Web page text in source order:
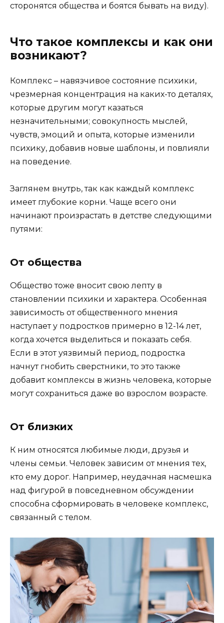
сторонятся общества и боятся бывать на виду).
Что такое комплексы и как они
возникают?
Комплекс – навязчивое состояние психики,
чрезмерная концентрация на каких-то деталях,
которые другим могут казаться
незначительными; совокупность мыслей,
чувств, эмоций и опыта, которые изменили
психику, добавив новые шаблоны, и повлияли
на поведение.
Заглянем внутрь, так как каждый комплекс
имеет глубокие корни. Чаще всего они
начинают произрастать в детстве следующими
путями:
От общества
Общество тоже вносит свою лепту в
становлении психики и характера. Особенная
зависимость от общественного мнения
наступает у подростков примерно в 12-14 лет,
когда хочется выделиться и показать себя.
Если в этот уязвимый период, подростка
начнут гнобить сверстники, то это также
добавит комплексы в жизнь человека, которые
могут сохраниться даже во взрослом возрасте.
От близких
К ним относятся любимые люди, друзья и
члены семьи. Человек зависим от мнения тех,
кто ему дорог. Например, неудачная насмешка
над фигурой в повседневном обсуждении
способна сформировать в человеке комплекс,
связанный с телом.